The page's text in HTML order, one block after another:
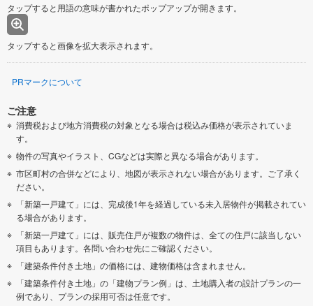
タップすると用語の意味が書かれたポップアップが開きます。
タップすると画像を拡大表示されます。
PRマークについて
ご注意
消費税および地方消費税の対象となる場合は税込み価格が表示されていま
す。
物件の写真やイラスト、CGなどは実際と異なる場合があります。
市区町村の合併などにより、地図が表示されない場合があります。ご了承く
ださい。
「新築一戸建て」には、完成後1年を経過している未入居物件が掲載されてい
る場合があります。
「新築一戸建て」には、販売住戸が複数の物件は、全ての住戸に該当しない
項目もあります。各問い合わせ先にご確認ください。
「建築条件付き土地」の価格には、建物価格は含まれません。
「建築条件付き土地」の「建物プラン例」は、土地購入者の設計プランの一
例であり、プランの採用可否は任意です。